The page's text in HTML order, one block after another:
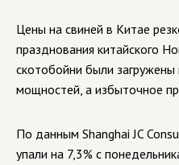
Цены на свиней в Китае
празднования китайского
скотобойни были
мощностей, а избыточное
По данным Shanghai JC
упали на 7,3% с